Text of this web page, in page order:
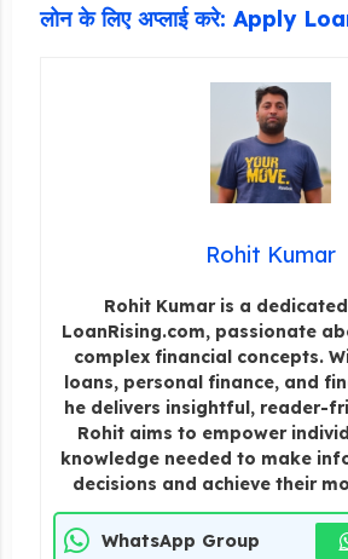
लोन के लिए अप्लाई करे: Apply
Rohit Kumar
Rohit Kumar is a
LoanRising.com, passionate
complex financial concepts.
loans, personal finance, and
he delivers insightful, reader-
Rohit aims to empower
knowledge needed to make
decisions and achieve their
WhatsApp Group